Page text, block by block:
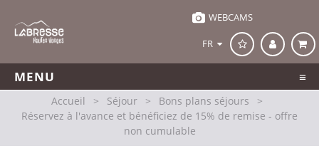
WEBCAMS
FR
MENU
Accueil > Séjour > Bons plans séjours
>
Réservez à l'avance et bénéficiez de 15% de remise - offre
non cumulable